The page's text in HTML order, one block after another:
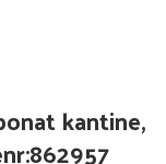
kantine,